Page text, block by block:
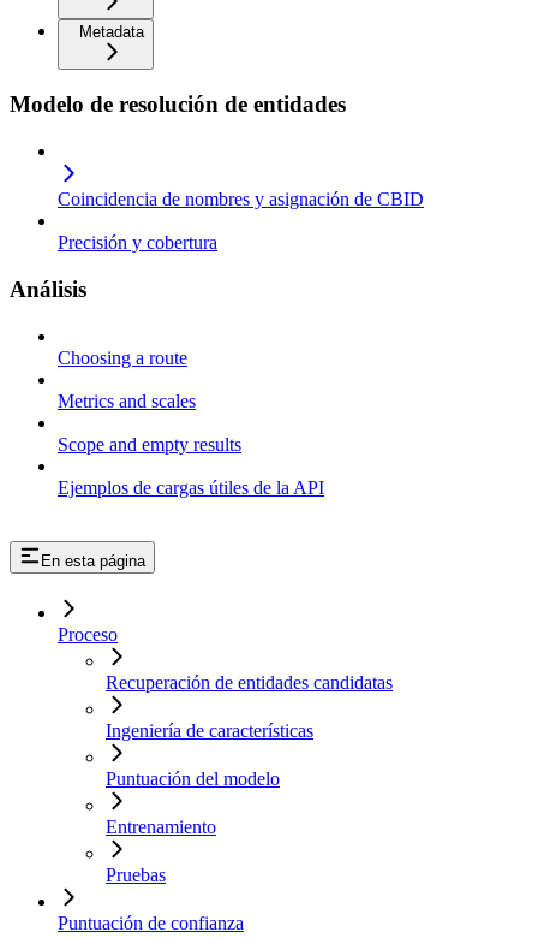
Metadata
Modelo de resolución de entidades
Coincidencia de nombres y asignación de CBID
Precisión y cobertura
Análisis
Choosing a route
Metrics and scales
Scope and empty results
Ejemplos de cargas útiles de la API
En esta página
Proceso
Recuperación de entidades candidatas
Ingeniería de características
Puntuación del modelo
Entrenamiento
Pruebas
Puntuación de confianza